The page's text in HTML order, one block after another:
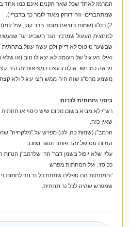
המרמז לאחד שכל שאר הקנים אינם כמו אחד
שמתחברים- וזה דוחק מאוד לומר כך בדבריו).
2) רס"ג (שמות הוצאת מוסד הרב קוק, עמ' קמו):
למחצית העיגול שמרכזו הנר השביעי עד שנעשית
שבשער טיטוס לא דייק ולכן עשה עגול בתחתית
ואילו העיגול של העומק לא יצא לו טוב (או שלא
ניראה כמו ישר אולם בעצם במציאות זה היה קצת
משמע מרס"ג שזה היה ממש חצי עיגול ולא קצת
כיסוי ותחתית לנרות
רש"י לא מביא בשום מקום שיש כיסוי או תחתית
שאין כזה.
הרמב"ן (שמות כה, לט) מפרש על "מלקחיה"
הנרות טס של זהב פותח וסוגר ושוכב
עליו שלא ייפול בשמן דבר' הרי שלרמב"ן הנרות
ככיסוי. ועל המחתות מפרש
'והמחתות הם ספלים שתחת כל נר ונר לחתות
שמפרש שהיה לכל נר תחתית.